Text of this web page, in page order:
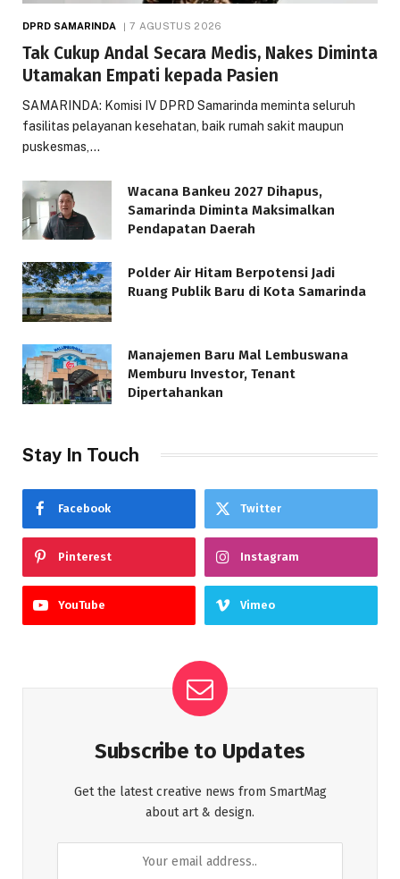
DPRD SAMARINDA 7 AGUSTUS 2026
Tak Cukup Andal Secara Medis, Nakes Diminta
Utamakan Empati kepada Pasien
SAMARINDA: Komisi IV DPRD Samarinda meminta seluruh
fasilitas pelayanan kesehatan, baik rumah sakit maupun
puskesmas,…
Wacana Bankeu 2027 Dihapus,
Samarinda Diminta Maksimalkan
Pendapatan Daerah
Polder Air Hitam Berpotensi Jadi
Ruang Publik Baru di Kota Samarinda
Manajemen Baru Mal Lembuswana
Memburu Investor, Tenant
Dipertahankan
Stay In Touch
Facebook Twitter
Pinterest Instagram
YouTube Vimeo
Subscribe to Updates
Get the latest creative news from SmartMag
about art & design.